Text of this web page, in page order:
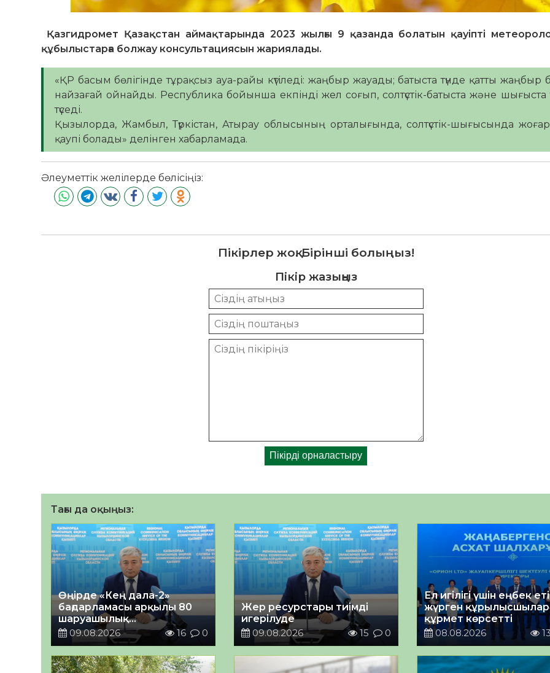
Қазгидромет Қазақстан аймақтарында 2023 жылғы 9 қазанда болатын қауіпті
құбылыстарға болжау консультациясын жариялады.
«ҚР басым бөлігінде тұрақсыз ауа-райы күтіледі: жаңбыр жауады; батыста түнде қатты жаңбыр
найзағай ойнайды. Республика бойынша екпінді жел соғып, солтүстік-батыста және шығыста
түседі.
Қызылорда, Жамбыл, Түркістан, Атырау облысының орталығында, солтүстік-шығысында
қаупі болады» делінген хабарламада.
Әлеуметтік желілерде бөлісіңіз:
Пікірлер жоқ. Бірінші болыңыз!
Пікір жазыңыз
Тағы да оқыңыз:
Өңірде «Кең дала-2»
бағдарламасы арқылы 80
шаруашылық
қаржыландырылды
09.08.2026 16 0
Жер ресурстары тиімді
игерілуде
09.08.2026
15 0
Ел игілігі үшін еңбек
жүрген
құрмет көрсетті
08.08.2026
13